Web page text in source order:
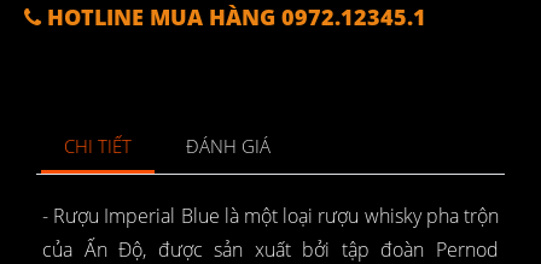
HOTLINE MUA HÀNG 0972.12345.1
CHI TIẾT ĐÁNH GIÁ
- Rượu Imperial Blue là một loại rượu whisky pha trộn
của Ấn Độ, được sản xuất bởi tập đoàn Pernod